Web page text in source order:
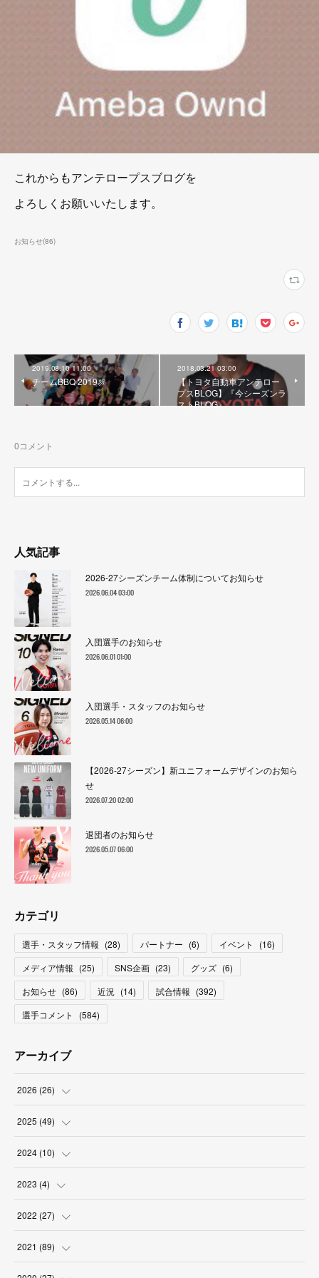
これからもアンテロープスブログを
よろしくお願いいたします。
お知らせ(86)
2019.08.10 11:00
チームBBQ 2019🍖
2018.03.21 03:00
【トヨタ自動車アンテロー
プスBLOG】『今シーズンラ
ストBLOG』
0コメント
人気記事
2026-27シーズンチーム体制についてお知らせ
2026.06.04 03:00
入団選手のお知らせ
2026.06.01 01:00
入団選手・スタッフのお知らせ
2026.05.14 06:00
【2026-27シーズン】新ユニフォームデザインのお知ら
せ
2026.07.20 02:00
退団者のお知らせ
2026.05.07 06:00
カテゴリ
選手・スタッフ情報 (28) パートナー (6) イベント (16)
メディア情報 (25) SNS企画 (23) グッズ (6)
お知らせ (86) 近況 (14) 試合情報 (392)
選手コメント
(584)
アーカイブ
2026 (26)
(2
(2
(
(3
2025 (49)
(6
( 10
(8
(4
2024 (10)
( )
(2
(1
(3
2023 (4)
(1
(3
2022 (27)
(2
(4
2021 (89)